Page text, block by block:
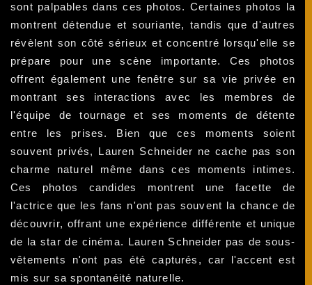
sont palpables dans ces photos. Certaines photos la
montrent détendue et souriante, tandis que d'autres
révèlent son côté sérieux et concentré lorsqu'elle se
prépare pour une scène importante. Ces photos
offrent également une fenêtre sur sa vie privée en
montrant ses interactions avec les membres de
l'équipe de tournage et ses moments de détente
entre les prises. Bien que ces moments soient
souvent privés, Lauren Schneider ne cache pas son
charme naturel même dans ces moments intimes.
Ces photos candides montrent une facette de
l'actrice que les fans n'ont pas souvent la chance de
découvrir, offrant une expérience différente et unique
de la star de cinéma. Lauren Schneider pas de sous-
vêtements n'ont pas été capturés, car l'accent est
mis sur sa spontanéité naturelle.